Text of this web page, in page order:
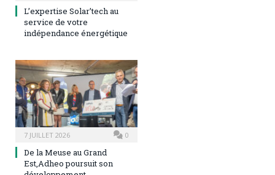
L’expertise Solar’tech au
service de votre
indépendance énergétique
7 JUILLET 2026 0
De la Meuse au Grand
Est,Adheo poursuit son